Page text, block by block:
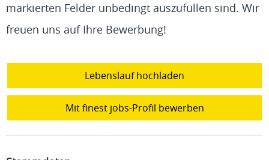
markierten Felder unbedingt auszufüllen sind. Wir
freuen uns auf Ihre Bewerbung!
Lebenslauf hochladen
Mit finest jobs-Profil bewerben